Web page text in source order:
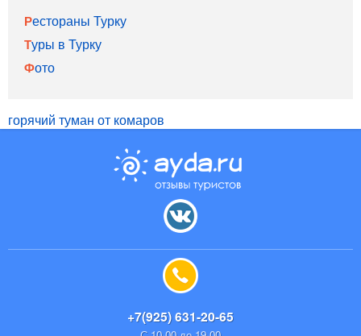
Рестораны Турку
Туры в Турку
Фото
горячий туман от комаров
+7(925) 631-20-65